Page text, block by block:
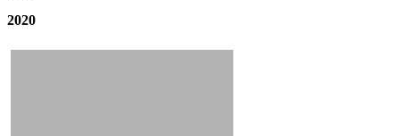
2020